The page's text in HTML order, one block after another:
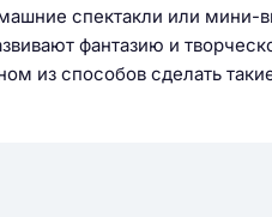
спектакли или мини-
фантазию и
из способов сделать